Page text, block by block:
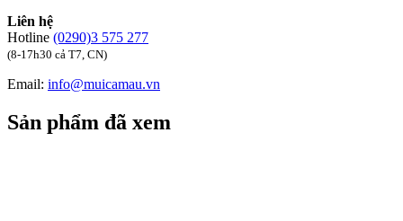
Liên hệ
Hotline (0290)3 575 277
(8-17h30 cả T7, CN)
Email: info@muicamau.vn
Sản phẩm đã xem